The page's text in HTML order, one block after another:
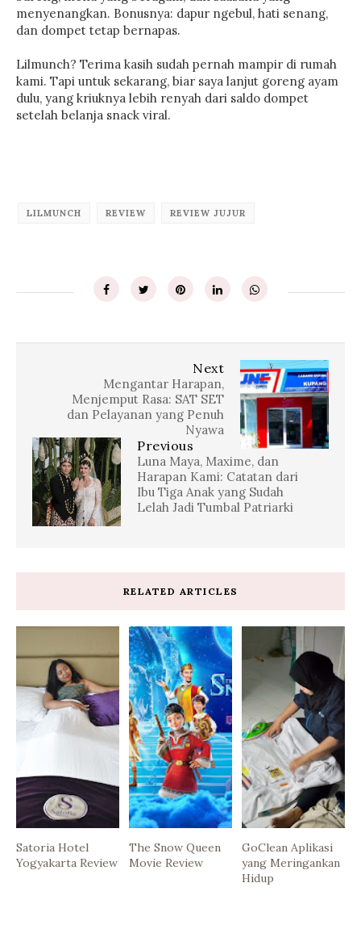
menyenangkan. Bonusnya: dapur ngebul, hati senang,
dan dompet tetap bernapas.
Lilmunch? Terima kasih sudah pernah mampir di rumah
kami. Tapi untuk sekarang, biar saya lanjut goreng ayam
dulu, yang kriuknya lebih renyah dari saldo dompet
setelah belanja snack viral.
LILMUNCH REVIEW REVIEW JUJUR
Next
Mengantar Harapan,
Menjemput Rasa: SAT SET
dan Pelayanan yang Penuh
Nyawa
Previous
Luna Maya, Maxime, dan
Harapan Kami: Catatan dari
Ibu Tiga Anak yang Sudah
Lelah Jadi Tumbal Patriarki
RELATED ARTICLES
Satoria Hotel
Yogyakarta Review
The Snow Queen
Movie Review
GoClean Aplikasi
yang Meringankan
Hidup